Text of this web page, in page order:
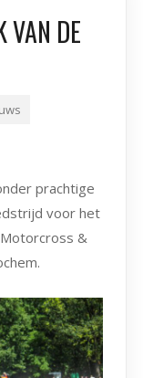
VAN DE
prachtige
voor het
Motorcross &